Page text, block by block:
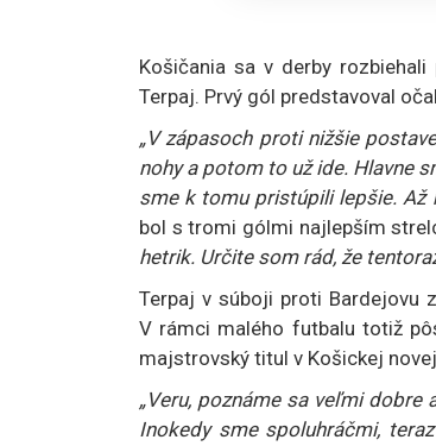
Košičania sa v derby
Terpaj. Prvý gól predstavoval
„V zápasoch proti nižšie
nohy a potom to už ide. Hlavne
sme k tomu pristúpili lepšie. Až
bol s tromi gólmi najlepším
hetrik. Určite som rád, že
Terpaj v súboji proti Bardejovu
V rámci malého futbalu totiž
majstrovský titul v Košickej
„Veru, poznáme sa veľmi
Inokedy sme spoluhráčmi,